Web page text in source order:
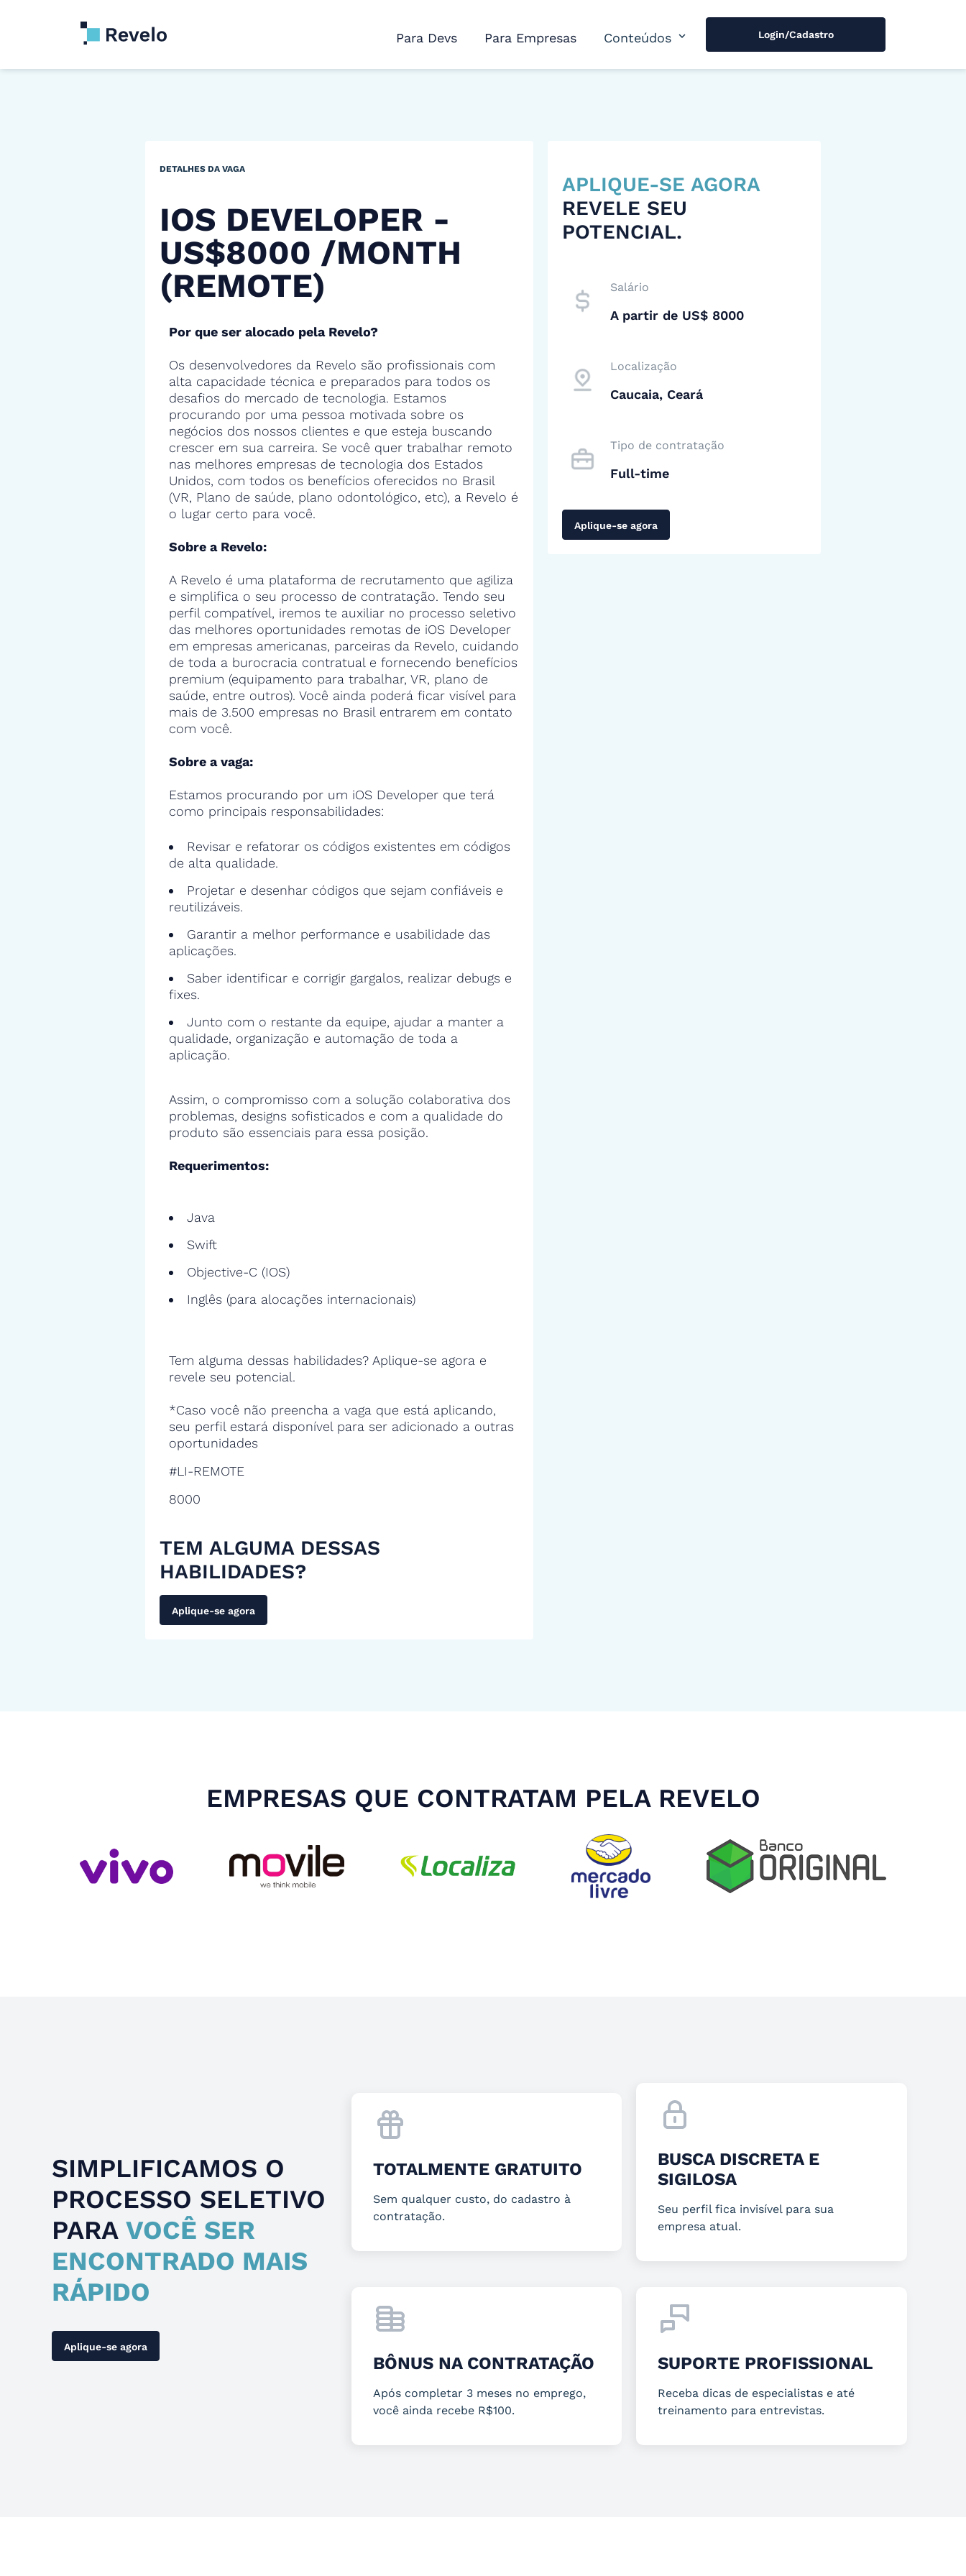
Para Devs Para Empresas Conteúdos expand_more Login/Cadastro
DETALHES DA VAGA
IOS DEVELOPER -
US$8000 /MONTH
(REMOTE)
Por que ser alocado pela Revelo?
Os desenvolvedores da Revelo são profissionais com
alta capacidade técnica e preparados para todos os
desafios do mercado de tecnologia. Estamos
procurando por uma pessoa motivada sobre os
negócios dos nossos clientes e que esteja buscando
crescer em sua carreira. Se você quer trabalhar remoto
nas melhores empresas de tecnologia dos Estados
Unidos, com todos os benefícios oferecidos no Brasil
(VR, Plano de saúde, plano odontológico, etc), a Revelo é
o lugar certo para você.
Sobre a Revelo:
A Revelo é uma plataforma de recrutamento que agiliza
e simplifica o seu processo de contratação. Tendo seu
perfil compatível, iremos te auxiliar no processo seletivo
das melhores oportunidades remotas de iOS Developer
em empresas americanas, parceiras da Revelo, cuidando
de toda a burocracia contratual e fornecendo benefícios
premium (equipamento para trabalhar, VR, plano de
saúde, entre outros). Você ainda poderá ficar visível para
mais de 3.500 empresas no Brasil entrarem em contato
com você.
Sobre a vaga:
Estamos procurando por um iOS Developer que terá
como principais responsabilidades:
Revisar e refatorar os códigos existentes em códigos
de alta qualidade.
Projetar e desenhar códigos que sejam confiáveis e
reutilizáveis.
Garantir a melhor performance e usabilidade das
aplicações.
Saber identificar e corrigir gargalos, realizar debugs e
fixes.
Junto com o restante da equipe, ajudar a manter a
qualidade, organização e automação de toda a
aplicação.
Assim, o compromisso com a solução colaborativa dos
problemas, designs sofisticados e com a qualidade do
produto são essenciais para essa posição.
Requerimentos:
Java
Swift
Objective-C (IOS)
Inglês (para alocações internacionais)
Tem alguma dessas habilidades? Aplique-se agora e
revele seu potencial.
*Caso você não preencha a vaga que está aplicando,
seu perfil estará disponível para ser adicionado a outras
oportunidades
#LI-REMOTE
8000
TEM ALGUMA DESSAS
HABILIDADES?
Aplique-se agora
APLIQUE-SE AGORA
REVELE SEU
POTENCIAL.
Salário
A partir de US$ 8000
Localização
Caucaia, Ceará
Tipo de contratação
Full-time
Aplique-se agora
EMPRESAS QUE CONTRATAM PELA REVELO
SIMPLIFICAMOS O
PROCESSO SELETIVO
PARA VOCÊ SER
ENCONTRADO MAIS
RÁPIDO
Aplique-se agora
TOTALMENTE GRATUITO
Sem qualquer custo, do cadastro à
contratação.
BUSCA DISCRETA E
SIGILOSA
Seu perfil fica invisível para sua
empresa atual.
BÔNUS NA CONTRATAÇÃO
Após completar 3 meses no emprego,
você ainda recebe R$100.
SUPORTE PROFISSIONAL
Receba dicas de especialistas e até
treinamento para entrevistas.